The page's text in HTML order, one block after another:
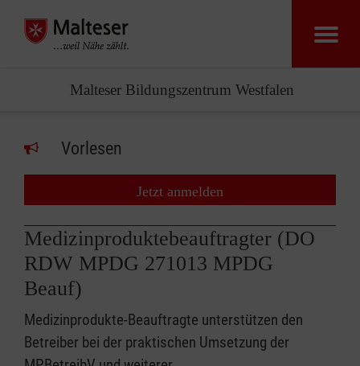
Malteser Bildungszentrum Westfalen
Vorlesen
Jetzt anmelden
Medizinproduktebeauftragter (DO
RDW MPDG 271013 MPDG
Beauf)
Medizinprodukte-Beauftragte unterstützen den
Betreiber bei der praktischen Umsetzung der